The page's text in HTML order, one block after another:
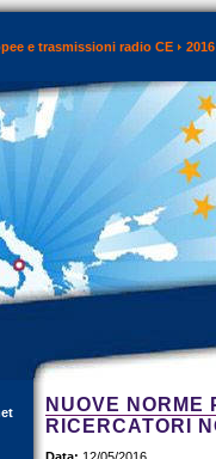
e trasmissioni radio CE 2016
NUOVE
RICERCATORI